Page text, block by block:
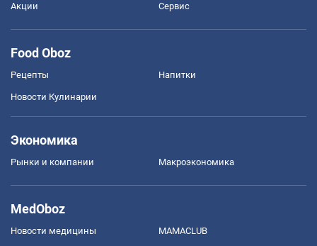
Акции Сервис
Food Oboz
Рецепты Напитки
Новости Кулинарии
Экономика
Рынки и компании Mакроэкономика
MedOboz
Новости медицины MAMACLUB